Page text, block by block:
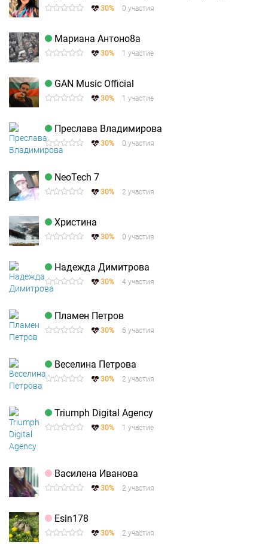
30% 0 участия
Мариана Антоно8а
30% 1 участие
GAN Music Official
30% 1 участие
Преслава Владимирова
30% 0 участия
NeoTech 7
30% 2 участия
Христина
30% 0 участия
Надежда Димитрова
30% 4 участия
Пламен Петров
30% 6 участия
Веселина Петрова
30% 2 участия
Triumph Digital Agency
30% 1 участие
Василена Иванова
30% 2 участия
Esin178
30% 2 участия